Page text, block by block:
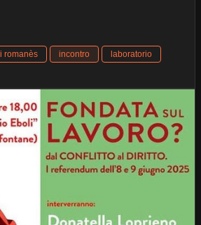
romanès incontro
laboratorio